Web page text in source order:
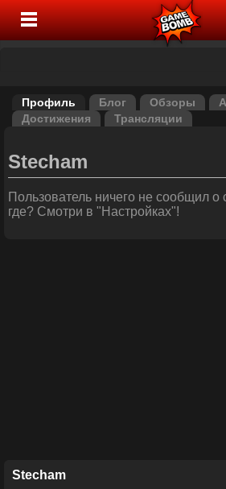
Профиль Блог Обзоры
Достижения
Трансляции
Stecham
Пользователь ничего не сообщил
где? Смотри в "Настройках"!
Stecham